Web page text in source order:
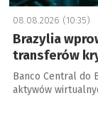
08.08.2026 (10:35)
Brazylia
transferów
Banco Central do
aktywów